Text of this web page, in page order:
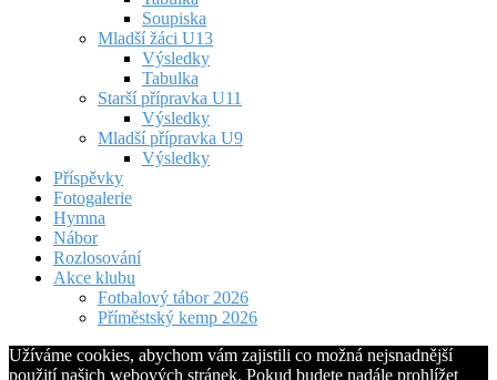
Soupiska
Mladší žáci U13
Výsledky
Tabulka
Starší přípravka U11
Výsledky
Mladší přípravka U9
Výsledky
Příspěvky
Fotogalerie
Hymna
Nábor
Rozlosování
Akce klubu
Fotbalový tábor 2026
Příměstský kemp 2026
Užíváme cookies, abychom vám zajistili co možná nejsnadnější
použití našich webových stránek. Pokud budete nadále prohlížet